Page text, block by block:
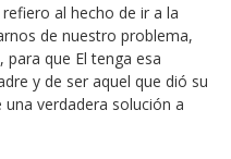
al hecho de ir a la
de nuestro problema,
que El tenga esa
y de ser aquel que dió su
verdadera solución a